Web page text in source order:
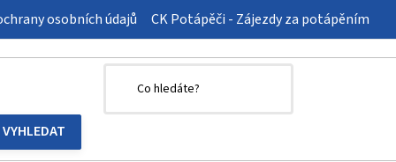
osobních údajů CK Potápěči - Zájezdy za potápěním